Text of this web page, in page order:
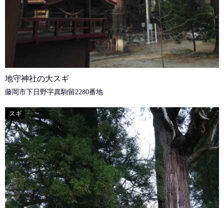
地守神社の大スギ
藤岡市下日野字真駒留2280番地
スギ